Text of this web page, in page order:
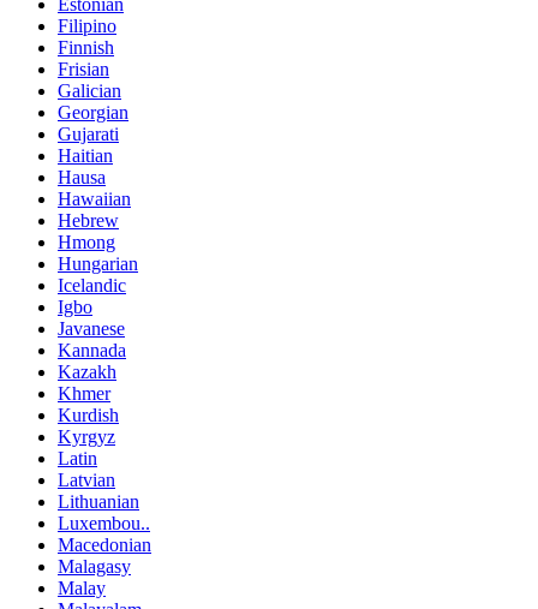
Estonian
Filipino
Finnish
Frisian
Galician
Georgian
Gujarati
Haitian
Hausa
Hawaiian
Hebrew
Hmong
Hungarian
Icelandic
Igbo
Javanese
Kannada
Kazakh
Khmer
Kurdish
Kyrgyz
Latin
Latvian
Lithuanian
Luxembou..
Macedonian
Malagasy
Malay